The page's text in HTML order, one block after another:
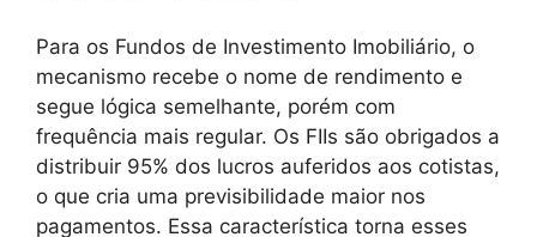
Para os Fundos de Investimento Imobiliário, o
mecanismo recebe o nome de rendimento e
segue lógica semelhante, porém com
frequência mais regular. Os FIIs são obrigados a
distribuir 95% dos lucros auferidos aos cotistas,
o que cria uma previsibilidade maior nos
pagamentos. Essa característica torna esses